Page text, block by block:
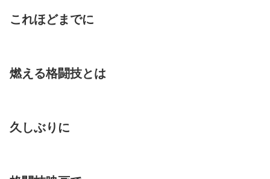
これほどまでに
燃える格闘技とは
久しぶりに